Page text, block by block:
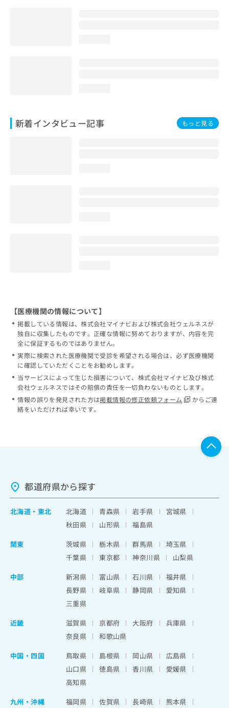
新着インタビュー記事 もっと見る
【医療機関の情報について】
掲載している情報は、株式会社マイナビおよび株式会社ウェルネスが
独自に収集したものです。正確な情報に努めておりますが、内容を完
全に保証するものではありません。
実際に検索された医療機関で受診を希望される場合は、必ず医療機関
に確認していただくことをお勧めします。
当サービスによって生じた損害について、株式会社マイナビ及び株式
会社ウェルネスではその賠償の責任を一切負わないものとします。
情報の誤りを発見された方は掲載情報の修正依頼フォーム
からご連
絡をいただければ幸いです。
都道府県から探す
北海道 ・ 東北 北海道 青森県 岩手県
宮城県
秋田県
山形県
福島県
関東
茨城県 栃木県 群馬県
埼玉県
千葉県
東京都 神奈川県
山梨県
中部
新潟県 富山県 石川県
福井県
長野県
岐阜県 静岡県
愛知県
三重県
近畿
滋賀県 京都府 大阪府
兵庫県
奈良県
和歌山県
中国・四国
鳥取県 島根県 岡山県
広島県
山口県
徳島県 香川県
愛媛県
高知県
九州・沖縄
福岡県 佐賀県 長崎県 熊本県